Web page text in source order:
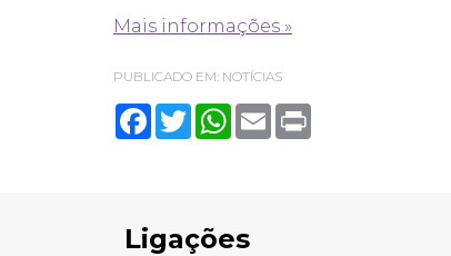
Mais informações »
PUBLICADO EM: NOTÍCIAS
Facebook
TwitterWhatsApp
Email
Ligações